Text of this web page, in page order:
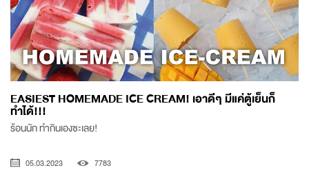
EASIEST HOMEMADE ICE CREAM! เอาดีๆ มีแค่ตู้เย็นก็
ทำได้!!!
ร้อนนัก ทำกินเองซะเลย!
05.03.2023 7783